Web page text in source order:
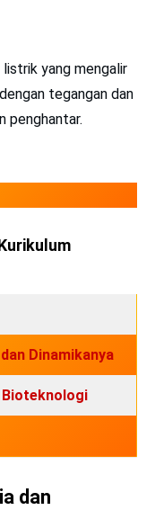
listrik yang mengalir
tegangan dan
penghantar.
Dinamikanya
Bioteknologi
dan